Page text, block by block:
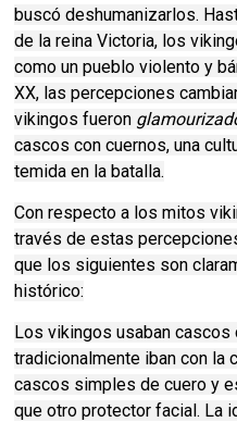
buscó deshumanizarlos.
de la reina Victoria, los
como un pueblo violento y
XX, las percepciones
vikingos fueron
cascos con cuernos, una
temida en la batalla.
Con respecto a los mitos
través de estas
que los siguientes son
histórico:
Los vikingos usaban
tradicionalmente iban con la
cascos simples de cuero y
que otro protector facial. La